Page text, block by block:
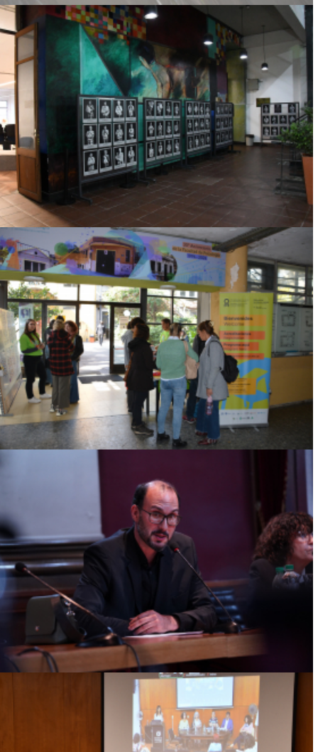
DIÁLOGO A PARTIR DE LA MUESTRA
ITINERANTE “MULTIPLICANDO ABRAZOS:
IMÁGENES DEL SILENCIO”
Ver más
FACULTAD DE PSICOLOGÍA ALBERGÓ LA
10° CONFERENCIA INTERNACIONAL DE
PSICOLOGÍA COMUNITARIA Y EL
ENCUENTRO DE EXPERIENCIAS SOCIO-
COMUNITARIAS EN EXTENSIÓN
UNIVERSITARIA
Ver más
LA UDELAR ENTREGÓ EL TÍTULO DOCTOR
HONORIS CAUSA AL PROFESOR BERNARD
GOLSE